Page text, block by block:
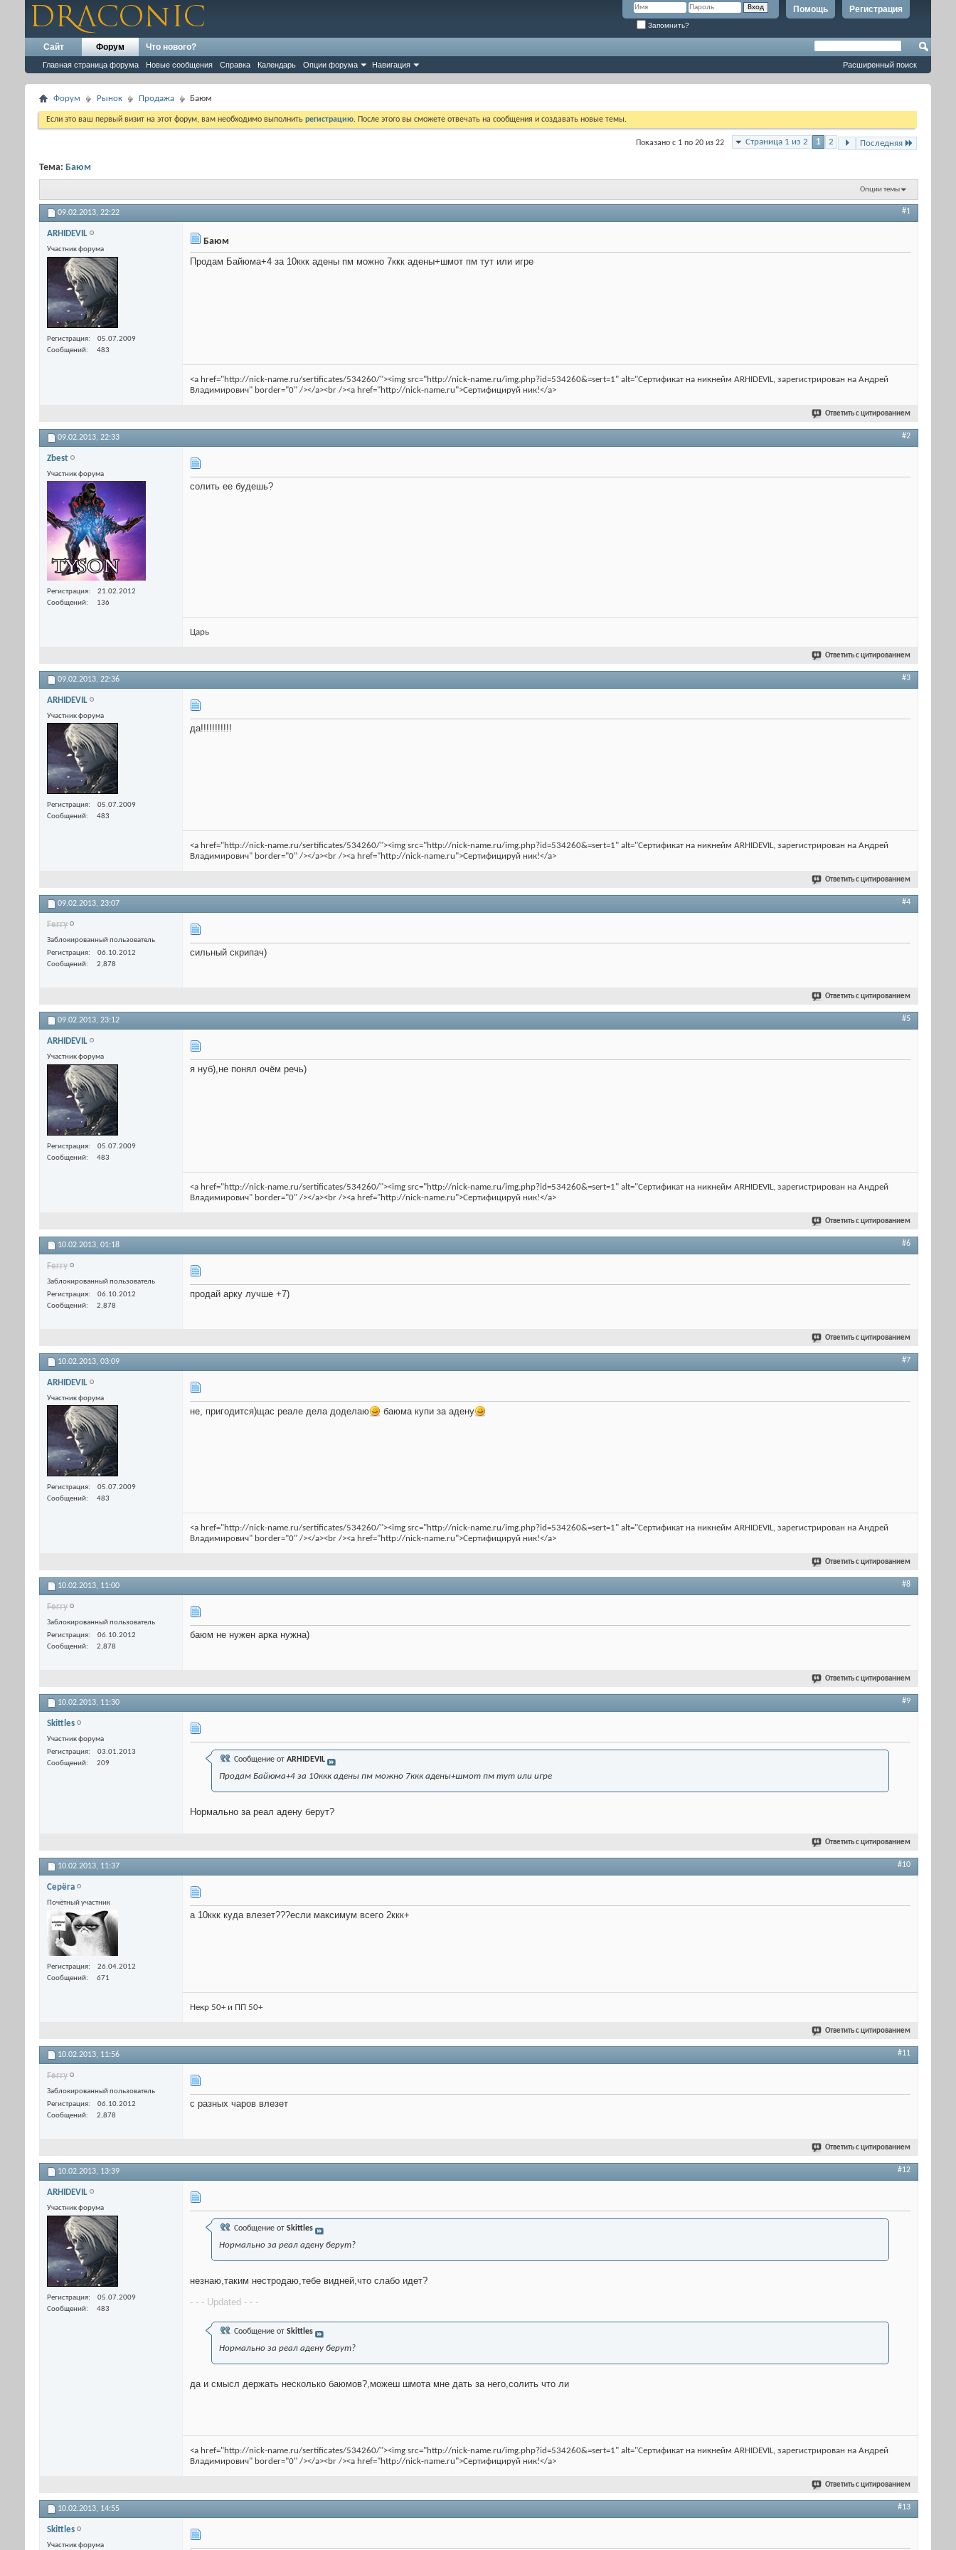
Регистрация
Помощь
Запомнить?
Сайт Форум
Главная страница форума Новые сообщения Справка Календарь Опции форума Навигация
Что нового?
Расширенный поиск
Форум Рынок Продажа Баюм
Если это ваш первый визит на этот форум, вам необходимо выполнить регистрацию. После этого вы сможете отвечать на сообщения и создавать новые темы.
Страница 1 из 2 1 2 Последняя
Показано с 1 по 20 из 22
Тема: Баюм
Опции темы
09.02.2013, 22:22 #1
ARHIDEVIL
Участник форума
Регистрация
05.07.2009
Сообщений
483
Баюм
Продам Байюма+4 за 10ккк адены пм можно 7ккк адены+шмот пм тут или игре
<a href="http://nick-name.ru/sertificates/534260/"><img src="http://nick-name.ru/img.php?id=534260&=sert=1" alt="Сертификат на никнейм ARHIDEVIL, зарегистрирован на Андрей
Владимирович" border="0" /></a><br /><a href="http://nick-name.ru">Сертифицируй ник!</a>
Ответить с цитированием
09.02.2013, 22:33 #2
Zbest
Участник форума
Регистрация
21.02.2012
Сообщений
136
солить ее будешь?
Царь
Ответить с цитированием
09.02.2013, 22:36 #3
ARHIDEVIL
Участник форума
Регистрация
05.07.2009
Сообщений
483
да!!!!!!!!!!!
<a href="http://nick-name.ru/sertificates/534260/"><img src="http://nick-name.ru/img.php?id=534260&=sert=1" alt="Сертификат на никнейм ARHIDEVIL, зарегистрирован на Андрей
Владимирович" border="0" /></a><br /><a href="http://nick-name.ru">Сертифицируй ник!</a>
Ответить с цитированием
09.02.2013, 23:07 #4
Ferry
Заблокированный пользователь
Регистрация
06.10.2012
Сообщений
2,878
сильный скрипач)
Ответить с цитированием
09.02.2013, 23:12 #5
ARHIDEVIL
Участник форума
Регистрация
05.07.2009
Сообщений
483
я нуб),не понял очём речь)
<a href="http://nick-name.ru/sertificates/534260/"><img src="http://nick-name.ru/img.php?id=534260&=sert=1" alt="Сертификат на никнейм ARHIDEVIL, зарегистрирован на Андрей
Владимирович" border="0" /></a><br /><a href="http://nick-name.ru">Сертифицируй ник!</a>
Ответить с цитированием
10.02.2013, 01:18 #6
Ferry
Заблокированный пользователь
Регистрация
06.10.2012
Сообщений
2,878
продай арку лучше +7)
Ответить с цитированием
10.02.2013, 03:09 #7
ARHIDEVIL
Участник форума
Регистрация
05.07.2009
Сообщений
483
не, пригодится)щас реале дела доделаю баюма купи за адену
<a href="http://nick-name.ru/sertificates/534260/"><img src="http://nick-name.ru/img.php?id=534260&=sert=1" alt="Сертификат на никнейм ARHIDEVIL, зарегистрирован на Андрей
Владимирович" border="0" /></a><br /><a href="http://nick-name.ru">Сертифицируй ник!</a>
Ответить с цитированием
10.02.2013, 11:00 #8
Ferry
Заблокированный пользователь
Регистрация
06.10.2012
Сообщений
2,878
баюм не нужен арка нужна)
Ответить с цитированием
10.02.2013, 11:30 #9
Skittles
Участник форума
Регистрация
03.01.2013
Сообщений
209 Сообщение от ARHIDEVIL
Продам Байюма+4 за 10ккк адены пм можно 7ккк адены+шмот пм тут или игре
Нормально за реал адену берут?
Ответить с цитированием
10.02.2013, 11:37 #10
Серёга
Почётный участник
Регистрация
26.04.2012
Сообщений
671
а 10ккк куда влезет???если максимум всего 2ккк+
Некр 50+ и ПП 50+
Ответить с цитированием
10.02.2013, 11:56 #11
Ferry
Заблокированный пользователь
Регистрация
06.10.2012
Сообщений
2,878
с разных чаров влезет
Ответить с цитированием
10.02.2013, 13:39 #12
ARHIDEVIL
Участник форума
Регистрация
05.07.2009
Сообщений
483
Сообщение от Skittles
Нормально за реал адену берут?
незнаю,таким нестродаю,тебе видней,что слабо идет?
- - - Updated - - -
Сообщение от Skittles
Нормально за реал адену берут?
да и смысл держать несколько баюмов?,можеш шмота мне дать за него,солить что ли
<a href="http://nick-name.ru/sertificates/534260/"><img src="http://nick-name.ru/img.php?id=534260&=sert=1" alt="Сертификат на никнейм ARHIDEVIL, зарегистрирован на Андрей
Владимирович" border="0" /></a><br /><a href="http://nick-name.ru">Сертифицируй ник!</a>
Ответить с цитированием
10.02.2013, 14:55 #13
Skittles
Участник форума